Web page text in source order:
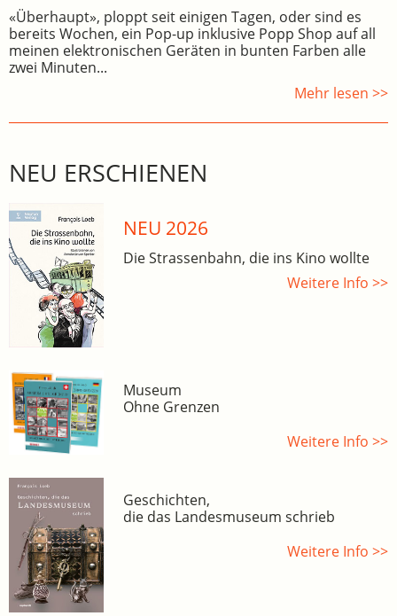
«Überhaupt», ploppt seit einigen Tagen, oder sind es
bereits Wochen, ein Pop-up inklusive Popp Shop auf all
meinen elektronischen Geräten in bunten Farben alle
zwei Minuten...
Mehr lesen >>
NEU ERSCHIENEN
NEU 2026
Die Strassenbahn, die ins Kino wollte
Weitere Info >>
Museum
Ohne Grenzen
Weitere Info >>
Geschichten,
die das Landesmuseum schrieb
Weitere Info >>